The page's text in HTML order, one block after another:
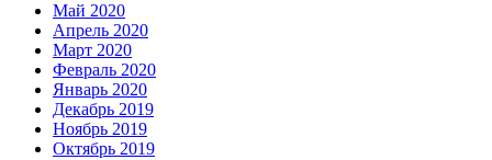
Май 2020
Апрель 2020
Март 2020
Февраль 2020
Январь 2020
Декабрь 2019
Ноябрь 2019
Октябрь 2019